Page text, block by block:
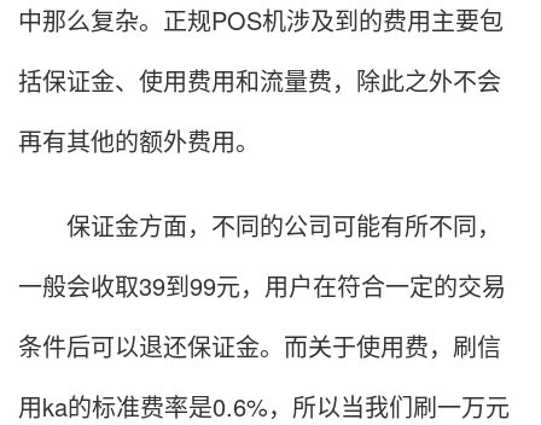
中那么复杂。正规POS机涉及到的费用主要包
括保证金、使用费用和流量费，除此之外不会
再有其他的额外费用。
保证金方面，不同的公司可能有所不同，
一般会收取39到99元，用户在符合一定的交易
条件后可以退还保证金。而关于使用费，刷信
用ka的标准费率是0.6%，所以当我们刷一万元